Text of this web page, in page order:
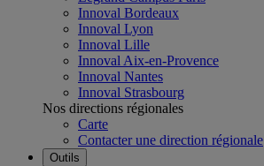
Innoval Bordeaux
Innoval Lyon
Innoval Lille
Innoval Aix-en-Provence
Innoval Nantes
Innoval Strasbourg
Nos directions régionales
Carte
Contacter une direction régionale
Outils